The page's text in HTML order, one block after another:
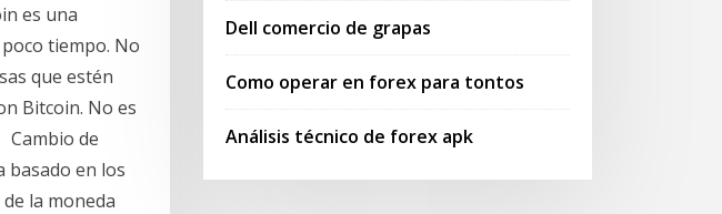
es una
tiempo. No
que estén
Bitcoin. No es
Cambio de
basado en los
la moneda
Dell comercio de grapas
Como operar en forex para tontos
Análisis técnico de forex apk